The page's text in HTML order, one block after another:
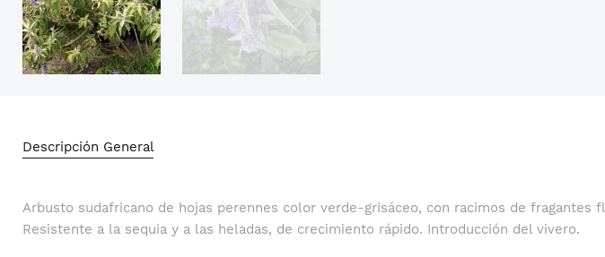
Descripción General
Arbusto sudafricano de hojas perennes color verde-grisáceo, con racimos de
Resistente a la sequia y a las heladas, de crecimiento rápido. Introducción del vivero.